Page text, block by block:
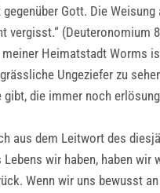
Gott. Die
vergisst.“
Heimatstadt Worms
Ungeziefer zu
gibt, die immer noch
aus dem Leitwort des
wir haben, haben
Wenn wir uns bewusst